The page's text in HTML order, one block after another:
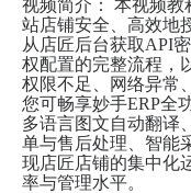
视频简介： 本视频教
站店铺安全、高效地
从店匠后台获取API
权配置的完整流程，
权限不足、网络异常
您可畅享妙手ERP全
多语言图文自动翻译
单与售后处理、智能
现店匠店铺的集中化
率与管理水平。